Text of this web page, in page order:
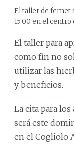
El taller de fernet
15:00 en el centro
El taller para
como fin no
utilizar las
y beneficios.
La cita para
será este
en el Cogliolo